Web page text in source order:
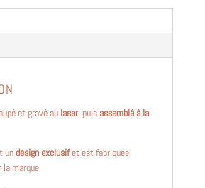
et gravé au laser, puis assemblé à la
undesign exclusifet est fabriquée
la marque.